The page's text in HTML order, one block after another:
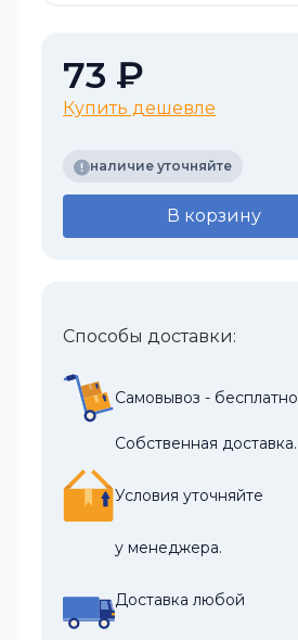
73 ₽
Купить дешевле
наличие уточняйте
В корзину
Способы доставки:
Самовывоз - бесплатно
Собственная доставка.
Условия уточняйте
у менеджера.
Доставка любой